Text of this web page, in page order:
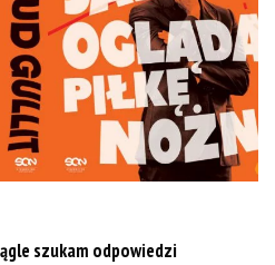
szukam odpowiedzi